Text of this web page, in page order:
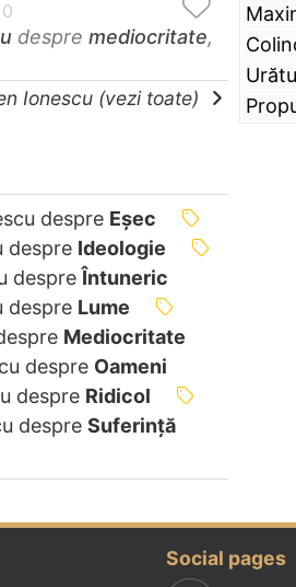
despre mediocritate,
Ionescu (vezi toate)
despre Eșec
despre Ideologie
despre Întuneric
despre Lume
Mediocritate
despre Oameni
despre Ridicol
despre Suferință
Social pages